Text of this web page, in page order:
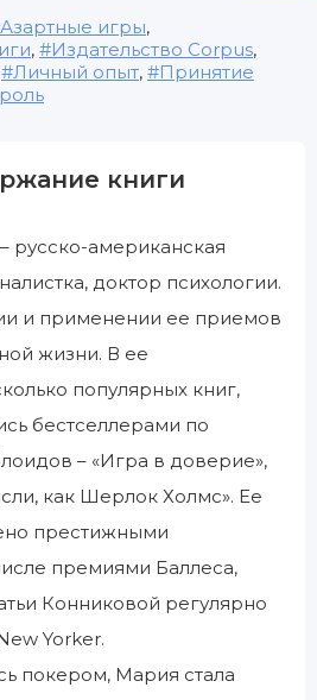
Азартные игры,
, Издательство Corpus,
Личный опыт,
Принятие
книги
русско-американская
доктор психологии.
и применении ее приемов
жизни. В ее
популярных книг,
бестселлерами по
– «Игра в доверие»,
как Шерлок Холмс». Ее
престижными
премиями Баллеса,
Конниковой регулярно
Yorker.
покером, Мария стала